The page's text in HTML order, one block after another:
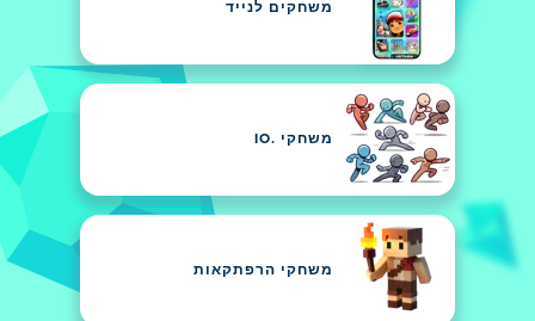
משחקים לנייד
משחקי .IO
משחקי הרפתקאות